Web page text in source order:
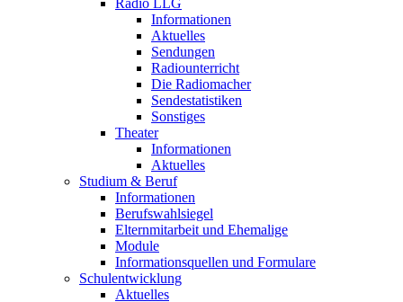
Radio LLG
Informationen
Aktuelles
Sendungen
Radiounterricht
Die Radiomacher
Sendestatistiken
Sonstiges
Theater
Informationen
Aktuelles
Studium & Beruf
Informationen
Berufswahlsiegel
Elternmitarbeit und Ehemalige
Module
Informationsquellen und Formulare
Schulentwicklung
Aktuelles